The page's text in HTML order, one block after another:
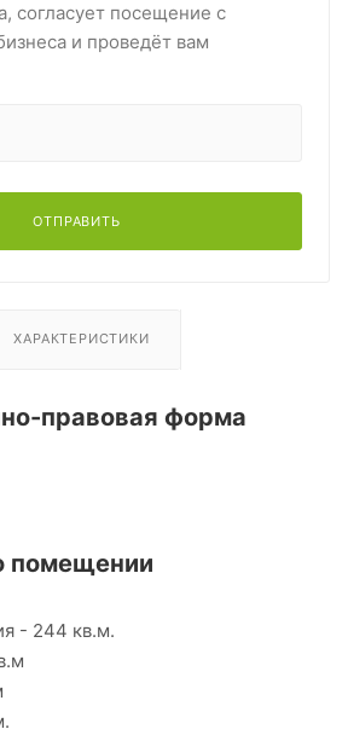
согласует посещение с
и проведёт вам
ОТПРАВИТЬ
ХАРАКТЕРИСТИКИ
правовая форма
помещении
- 244 кв.м.